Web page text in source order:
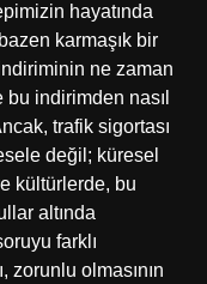
hayatında
karmaşık bir
ne zaman
bu indirimden nasıl
trafik sigortası
değil; küresel
kültürlerde, bu
altında
farklı
zorunlu olmasının